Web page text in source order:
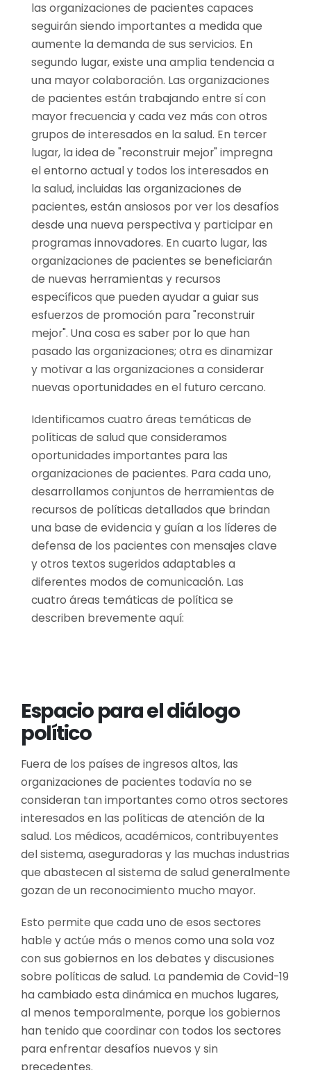
las organizaciones de pacientes capaces
seguirán siendo importantes a medida que
aumente la demanda de sus servicios. En
segundo lugar, existe una amplia tendencia a
una mayor colaboración. Las organizaciones
de pacientes están trabajando entre sí con
mayor frecuencia y cada vez más con otros
grupos de interesados en la salud. En tercer
lugar, la idea de "reconstruir mejor" impregna
el entorno actual y todos los interesados en
la salud, incluidas las organizaciones de
pacientes, están ansiosos por ver los desafíos
desde una nueva perspectiva y participar en
programas innovadores. En cuarto lugar, las
organizaciones de pacientes se beneficiarán
de nuevas herramientas y recursos
específicos que pueden ayudar a guiar sus
esfuerzos de promoción para "reconstruir
mejor". Una cosa es saber por lo que han
pasado las organizaciones; otra es dinamizar
y motivar a las organizaciones a considerar
nuevas oportunidades en el futuro cercano.
Identificamos cuatro áreas temáticas de
políticas de salud que consideramos
oportunidades importantes para las
organizaciones de pacientes. Para cada uno,
desarrollamos conjuntos de herramientas de
recursos de políticas detallados que brindan
una base de evidencia y guían a los líderes de
defensa de los pacientes con mensajes clave
y otros textos sugeridos adaptables a
diferentes modos de comunicación. Las
cuatro áreas temáticas de política se
describen brevemente aquí:
Espacio para el diálogo
político
Fuera de los países de ingresos altos, las
organizaciones de pacientes todavía no se
consideran tan importantes como otros sectores
interesados en las políticas de atención de la
salud. Los médicos, académicos, contribuyentes
del sistema, aseguradoras y las muchas industrias
que abastecen al sistema de salud generalmente
gozan de un reconocimiento mucho mayor.
Esto permite que cada uno de esos sectores
hable y actúe más o menos como una sola voz
con sus gobiernos en los debates y discusiones
sobre políticas de salud. La pandemia de Covid-19
ha cambiado esta dinámica en muchos lugares,
al menos temporalmente, porque los gobiernos
han tenido que coordinar con todos los sectores
para enfrentar desafíos nuevos y sin
precedentes.